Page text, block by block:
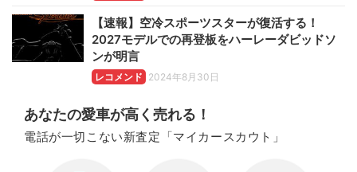
【速報】空冷スポーツスターが復活する！
2027モデルでの再登板をハーレーダビッドソ
ンが明言
レコメンド 2024年8月30日
あなたの愛車が高く売れる！
電話が一切こない新査定「マイカースカウト」